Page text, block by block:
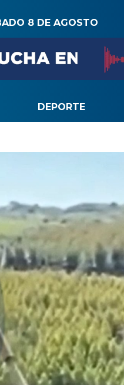
8 DE AGOSTO
DEPORTE